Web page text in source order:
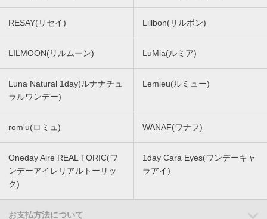
RESAY(リセイ) Lillbon(リルボン)
LILMOON(リルムーン) LuMia(ルミア)
Luna Natural 1day(ルナナチュ
ラルワンデー)
Lemieu(ルミュー)
rom'u(ロミュ) WANAF(ワナフ)
Oneday Aire REAL TORIC(ワ
ンデーアイレリアルトーリッ
ク)
1day Cara Eyes(ワンデーキャ
ラアイ)
お支払方法について